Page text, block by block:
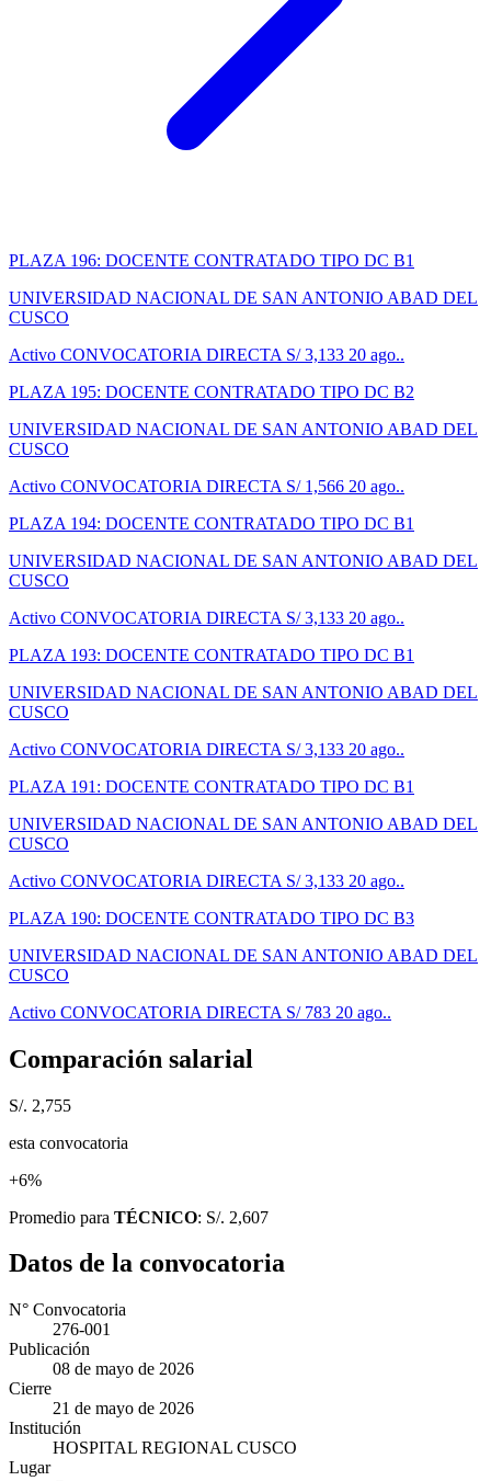
PLAZA 196: DOCENTE CONTRATADO TIPO DC B1
UNIVERSIDAD NACIONAL DE SAN ANTONIO ABAD DEL
CUSCO
Activo CONVOCATORIA DIRECTA S/ 3,133 20 ago..
PLAZA 195: DOCENTE CONTRATADO TIPO DC B2
UNIVERSIDAD NACIONAL DE SAN ANTONIO ABAD DEL
CUSCO
Activo CONVOCATORIA DIRECTA S/ 1,566 20 ago..
PLAZA 194: DOCENTE CONTRATADO TIPO DC B1
UNIVERSIDAD NACIONAL DE SAN ANTONIO ABAD DEL
CUSCO
Activo CONVOCATORIA DIRECTA S/ 3,133 20 ago..
PLAZA 193: DOCENTE CONTRATADO TIPO DC B1
UNIVERSIDAD NACIONAL DE SAN ANTONIO ABAD DEL
CUSCO
Activo CONVOCATORIA DIRECTA S/ 3,133 20 ago..
PLAZA 191: DOCENTE CONTRATADO TIPO DC B1
UNIVERSIDAD NACIONAL DE SAN ANTONIO ABAD DEL
CUSCO
Activo CONVOCATORIA DIRECTA S/ 3,133 20 ago..
PLAZA 190: DOCENTE CONTRATADO TIPO DC B3
UNIVERSIDAD NACIONAL DE SAN ANTONIO ABAD DEL
CUSCO
Activo CONVOCATORIA DIRECTA S/ 783 20 ago..
Comparación salarial
S/. 2,755
esta convocatoria
+6%
Promedio para TÉCNICO: S/. 2,607
Datos de la convocatoria
N° Convocatoria
276-001
Publicación
08 de mayo de 2026
Cierre
21 de mayo de 2026
Institución
HOSPITAL REGIONAL CUSCO
Lugar